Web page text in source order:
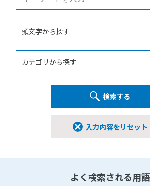
入力内容をリセット
検索する
よく検索される用語